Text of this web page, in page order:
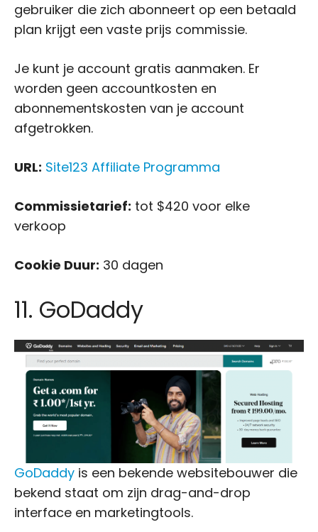
gebruiker die zich abonneert op een betaald
plan krijgt een vaste prijs commissie.
Je kunt je account gratis aanmaken. Er
worden geen accountkosten en
abonnementskosten van je account
afgetrokken.
URL: Site123 Affiliate Programma
Commissietarief: tot $420 voor elke
verkoop
Cookie Duur: 30 dagen
11. GoDaddy
GoDaddy is een bekende websitebouwer die
bekend staat om zijn drag-and-drop
interface en marketingtools.